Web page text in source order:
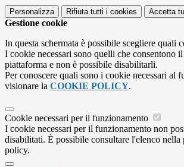
Personalizza Rifiuta tutti i cookies Accetta
Gestione cookie
In questa schermata è possibile scegliere quali
I cookie necessari sono quelli che consentono
piattaforma e non è possibile disabilitarli.
Per conoscere quali sono i cookie necessari al
visionare la COOKIE POLICY.
Cookie necessari per il funzionamento
I cookie necessari per il funzionamento non
disabilitati. È possibile consultare l'elenco nella
policy.